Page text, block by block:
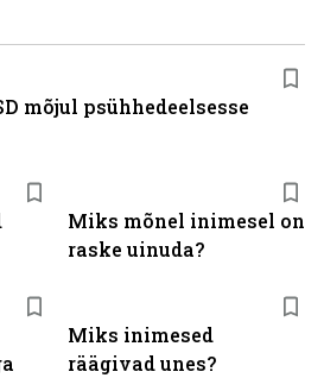
Miks mõnel inimesel on
raske uinuda?
Miks inimesed
räägivad unes?
mõjul psühhedeelsesse